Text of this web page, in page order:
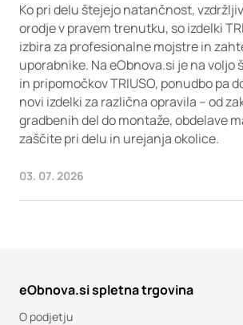
Ko pri delu štejejo natančnost,
orodje v pravem trenutku, so izdelki
izbira za profesionalne mojstre in
uporabnike. Na eObnova.si je na voljo
in pripomočkov TRIUSO, ponudbo pa
novi izdelki za različna opravila – od
gradbenih del do montaže, obdelave
zaščite pri delu in urejanja okolice.
03. 07. 2026
eObnova.si spletna trgovina
O podjetju